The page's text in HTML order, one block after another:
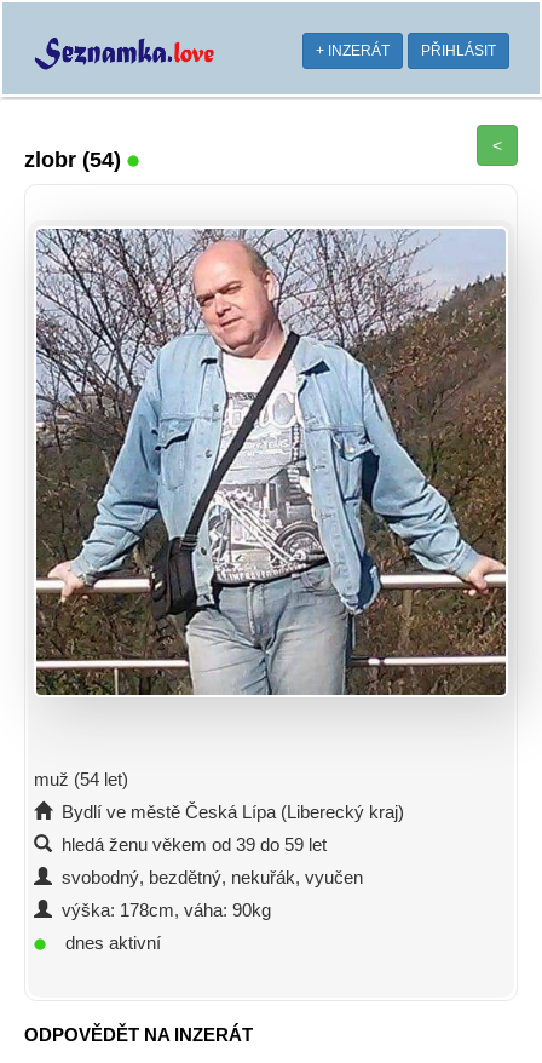
+ INZERÁT PŘIHLÁSIT
zlobr (54)
<
muž (54 let)
Bydlí ve městě Česká Lípa (Liberecký kraj)
hledá ženu věkem od 39 do 59 let
svobodný, bezdětný, nekuřák, vyučen
výška: 178cm, váha: 90kg
dnes aktivní
ODPOVĚDĚT NA INZERÁT